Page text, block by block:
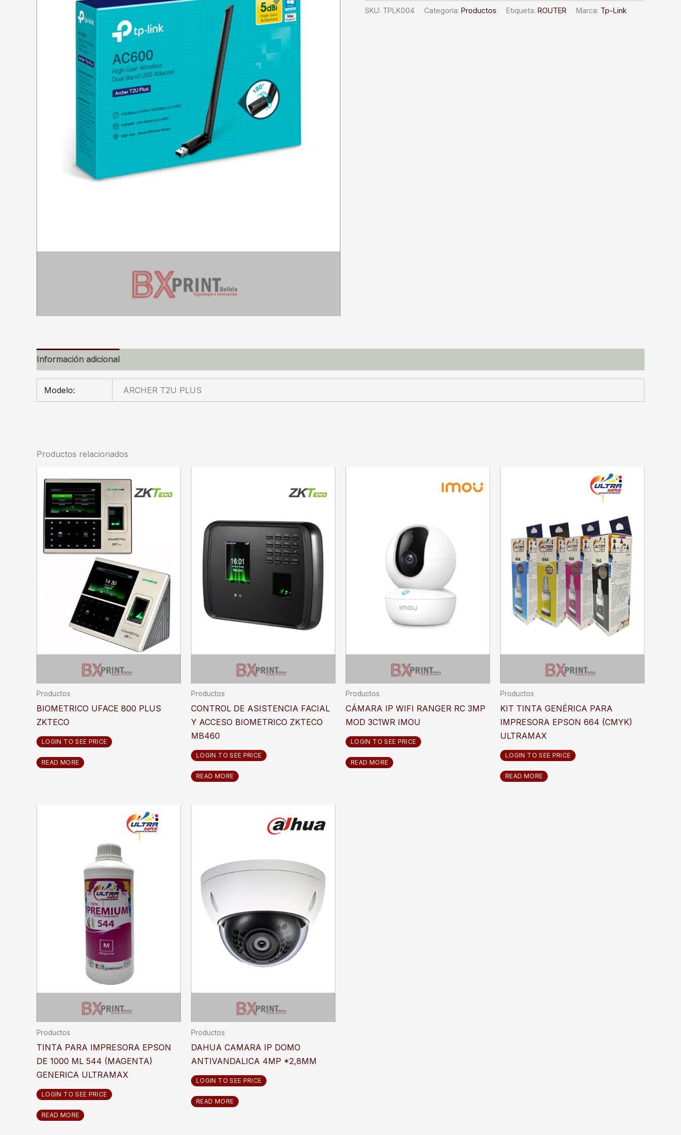
SKU: TPLK004 Categoría: Productos Etiqueta: ROUTER Marca: Tp-Link
Información adicional
Modelo: ARCHER T2U PLUS
Productos relacionados
Productos
BIOMETRICO UFACE 800 PLUS
ZKTECO
LOGIN TO SEE PRICE
READ MORE
Productos
CONTROL DE ASISTENCIA FACIAL
Y ACCESO BIOMETRICO ZKTECO
MB460
LOGIN TO SEE PRICE
READ MORE
Productos
CÁMARA IP WIFI RANGER RC 3MP
MOD 3C1WR IMOU
LOGIN TO SEE PRICE
READ MORE
Productos
KIT TINTA GENÉRICA PARA
IMPRESORA EPSON 664 (CMYK)
ULTRAMAX
LOGIN TO SEE PRICE
READ MORE
Productos
TINTA PARA IMPRESORA EPSON
DE 1000 ML 544 (MAGENTA)
GENERICA ULTRAMAX
LOGIN TO SEE PRICE
READ MORE
Productos
DAHUA CAMARA IP DOMO
ANTIVANDALICA 4MP *2,8MM
LOGIN TO SEE PRICE
READ MORE